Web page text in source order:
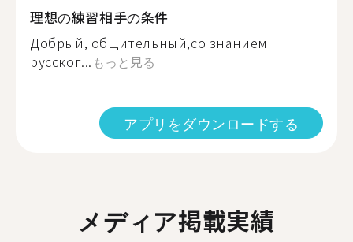
理想の練習相手の条件
Добрый, общительный,со знанием
русског... もっと見る
アプリをダウンロードする
メディア掲載実績